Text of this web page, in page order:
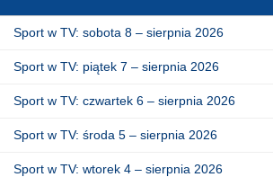
Sport w TV: sobota 8 – sierpnia 2026
Sport w TV: piątek 7 – sierpnia 2026
Sport w TV: czwartek 6 – sierpnia 2026
Sport w TV: środa 5 – sierpnia 2026
Sport w TV: wtorek 4 – sierpnia 2026